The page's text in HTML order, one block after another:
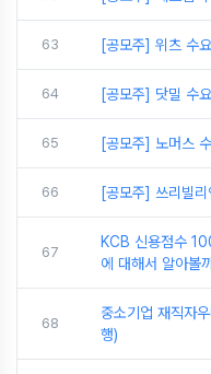
63 [공모주] 위츠 수
64 [공모주] 닷밀 수
65 [공모주] 노머스
66 [공모주] 쓰리빌
67
KCB 신용점수
에 대해서 알아볼
68
중소기업 재직자
행)